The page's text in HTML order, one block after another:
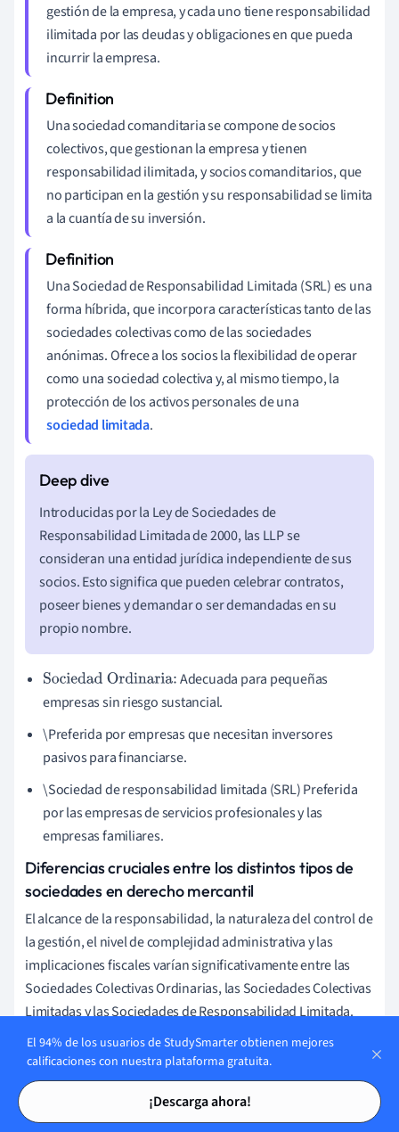
Tarjetas de estudio
Tarjetas de estudio
gestión de la empresa, y cada uno tiene responsabilidad
ilimitada por las deudas y obligaciones en que pueda
incurrir la empresa.
Una sociedad comanditaria se compone de socios
colectivos, que gestionan la empresa y tienen
responsabilidad ilimitada, y socios comanditarios, que
no participan en la gestión y su responsabilidad se limita
a la cuantía de su inversión.
Una Sociedad de Responsabilidad Limitada (SRL) es una
forma híbrida, que incorpora características tanto de las
sociedades colectivas como de las sociedades
anónimas. Ofrece a los socios la flexibilidad de operar
como una sociedad colectiva y, al mismo tiempo, la
protección de los activos personales de una
sociedad limitada.
Introducidas por la Ley de Sociedades de
Responsabilidad Limitada de 2000, las LLP se
consideran una entidad jurídica independiente de sus
socios. Esto significa que pueden celebrar contratos,
poseer bienes y demandar o ser demandadas en su
propio nombre.
Sociedad Ordinaria:
Adecuada para pequeñas
empresas sin riesgo sustancial.
\Preferida por empresas que necesitan inversores
pasivos para financiarse.
\Sociedad de responsabilidad limitada (SRL) Preferida
por las empresas de servicios profesionales y las
empresas familiares.
Diferencias cruciales entre los distintos tipos de
sociedades en derecho mercantil
El alcance de la responsabilidad, la naturaleza del control de
la gestión, el nivel de complejidad administrativa y las
implicaciones fiscales varían significativamente entre las
Sociedades Colectivas Ordinarias, las Sociedades Colectivas
Limitadas y las Sociedades de Responsabilidad Limitada.
Responsabilidad: Los socios de las Sociedades
Colectivas Ordinarias se enfrentan a una
responsabilidad personal ilimitada. Las Sociedades
El 94% de los usuarios de StudySmarter obtienen mejores
calificaciones con nuestra plataforma gratuita.
¡Descarga ahora!